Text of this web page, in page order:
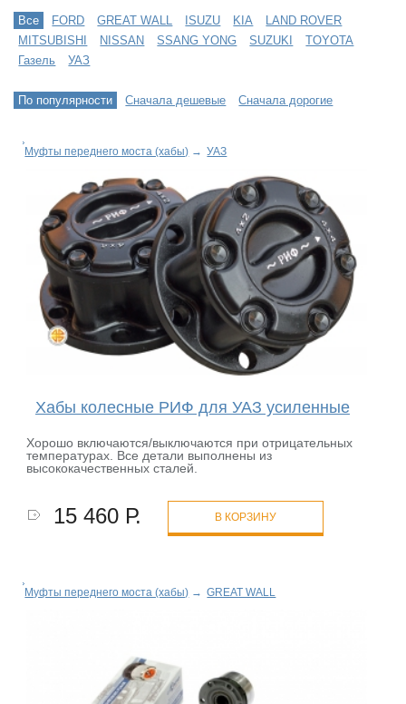
Все FORD GREAT WALL ISUZU KIA
LAND ROVER
MITSUBISHI
NISSAN SSANG YONG SUZUKI
TOYOTA
Газель
УАЗ
По популярности Сначала дешевые Сначала дорогие
Муфты переднего моста (хабы) → УАЗ
Хабы колесные РИФ для УАЗ усиленные
Хорошо включаются/выключаются при отрицательных
температурах. Все детали выполнены из
высококачественных сталей.
15 460 Р. В КОРЗИНУ
Муфты переднего моста (хабы) → GREAT WALL